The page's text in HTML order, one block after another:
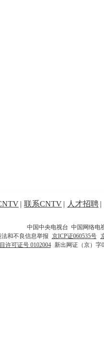
| 联系CNTV | 人才招聘 |
中国中央电视台 中国网络电
法和不良信息举报 京ICP证060535号
许可证号 0102004 新出网证（京）